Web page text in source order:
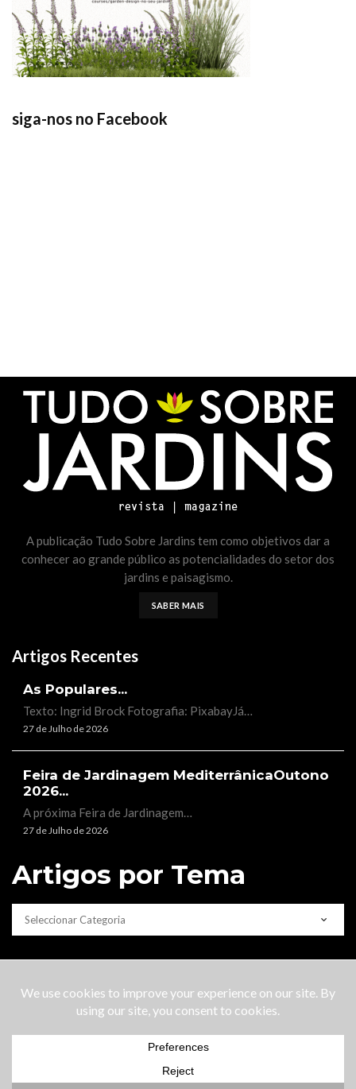
siga-nos no Facebook
A publicação Tudo Sobre Jardins tem como objetivos dar a
conhecer ao grande público as potencialidades do setor dos
jardins e paisagismo.
SABER MAIS
Artigos Recentes
As Populares...
Texto: Ingrid Brock Fotografia: PixabayJá…
27 de Julho de 2026
Feira de Jardinagem MediterrânicaOutono
2026...
A próxima Feira de Jardinagem…
27 de Julho de 2026
Artigos por Tema
CATEGORIAS
Copyright © 2022 Lobo do Mar |About Us
Termos&Condições